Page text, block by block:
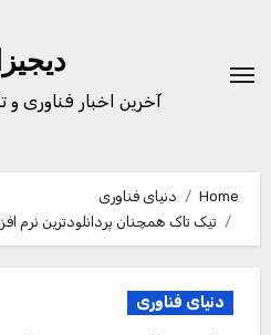
content
آخرین اخبار فناوری و
Home
دنیای فناوری
تیک تاک همچنان پردانلودترین نرم
دنیای فناوری